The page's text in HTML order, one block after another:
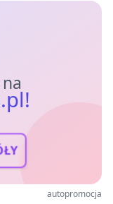
autopromocja